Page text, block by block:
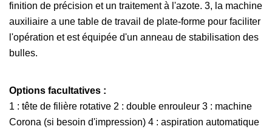
finition de précision et un traitement à l'azote. 3, la machine
auxiliaire a une table de travail de plate-forme pour faciliter
l'opération et est équipée d'un anneau de stabilisation des
bulles.
Options facultatives :
1 : tête de filière rotative 2 : double enrouleur 3 : machine
Corona (si besoin d'impression) 4 : aspiration automatique